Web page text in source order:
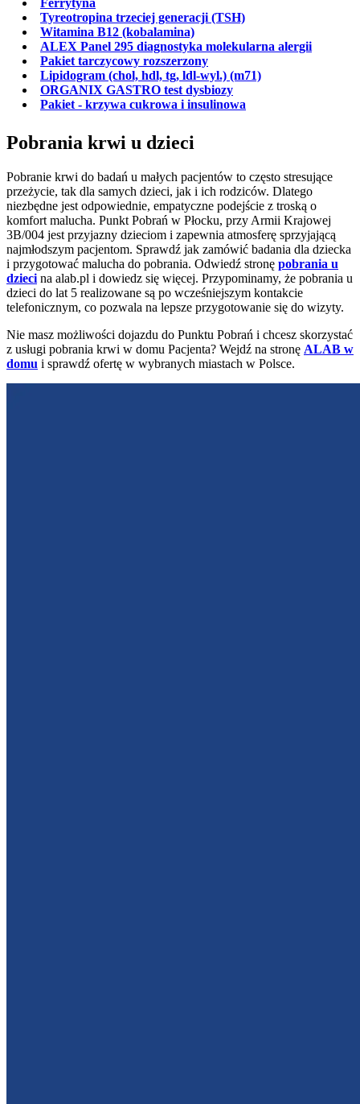
Tyreotropina trzeciej generacji (TSH)
Witamina B12 (kobalamina)
ALEX Panel 295 diagnostyka molekularna alergii
Pakiet tarczycowy rozszerzony
Lipidogram (chol, hdl, tg, ldl-wyl.) (m71)
ORGANIX GASTRO test dysbiozy
Pakiet - krzywa cukrowa i insulinowa
Pobrania krwi u dzieci
Pobranie krwi do badań u małych pacjentów to często stresujące
przeżycie, tak dla samych dzieci, jak i ich rodziców. Dlatego
niezbędne jest odpowiednie, empatyczne podejście z troską o
komfort malucha. Punkt Pobrań w Płocku, przy Armii Krajowej
3B/004 jest przyjazny dzieciom i zapewnia atmosferę sprzyjającą
najmłodszym pacjentom. Sprawdź jak zamówić badania dla dziecka
i przygotować malucha do pobrania. Odwiedź stronę pobrania u
dzieci na alab.pl i dowiedz się więcej. Przypominamy, że pobrania u
dzieci do lat 5 realizowane są po wcześniejszym kontakcie
telefonicznym, co pozwala na lepsze przygotowanie się do wizyty.
Nie masz możliwości dojazdu do Punktu Pobrań i chcesz skorzystać
z usługi pobrania krwi w domu Pacjenta? Wejdź na stronę ALAB w
domu i sprawdź ofertę w wybranych miastach w Polsce.